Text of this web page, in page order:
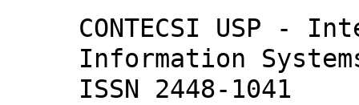
CONTECSI USP -
Information
ISSN 2448-1041